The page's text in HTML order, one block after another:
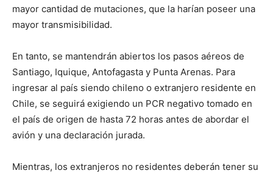
mayor cantidad de mutaciones, que la harían poseer una
mayor transmisibilidad.
En tanto, se mantendrán abiertos los pasos aéreos de
Santiago, Iquique, Antofagasta y Punta Arenas. Para
ingresar al país siendo chileno o extranjero residente en
Chile, se seguirá exigiendo un PCR negativo tomado en
el país de origen de hasta 72 horas antes de abordar el
avión y una declaración jurada.
Mientras, los extranjeros no residentes deberán tener su